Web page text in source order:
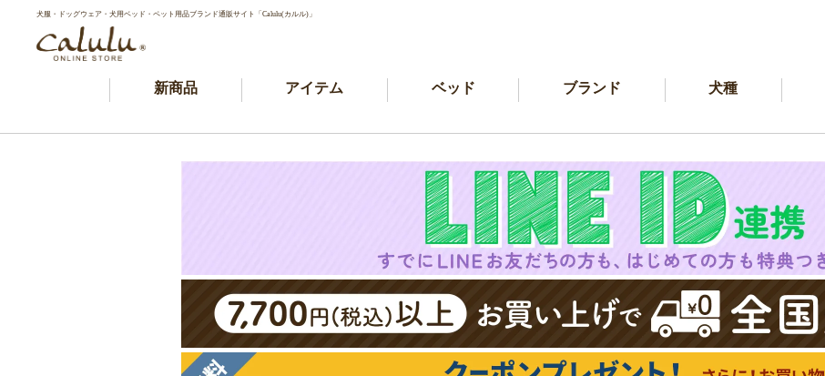
犬服・ドッグウェア・犬用ベッド・ペット用品ブランド通販サイト「Calulu(カルル)」
新商品 アイテム ベッド ブランド 犬種